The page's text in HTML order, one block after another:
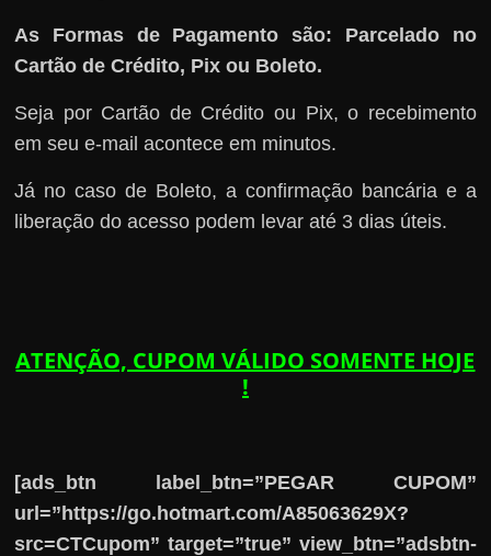
As Formas de Pagamento são: Parcelado no
Cartão de Crédito, Pix ou Boleto.
Seja por Cartão de Crédito ou Pix, o recebimento
em seu e-mail acontece em minutos.
Já no caso de Boleto, a confirmação bancária e a
liberação do acesso podem levar até 3 dias úteis.
ATENÇÃO, CUPOM VÁLIDO SOMENTE HOJE
!
[ads_btn label_btn=”PEGAR CUPOM”
url=”https://go.hotmart.com/A85063629X?
src=CTCupom” target=”true” view_btn=”adsbtn-